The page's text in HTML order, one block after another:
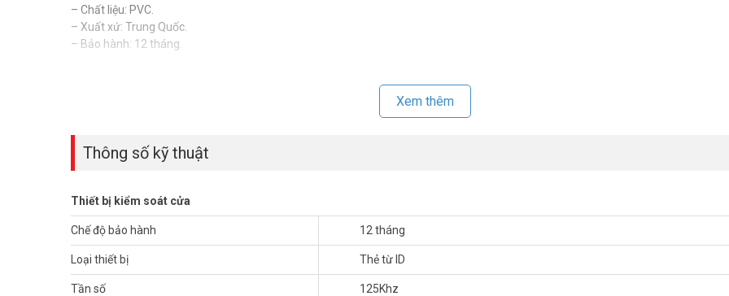
– Chất liệu: PVC.
– Xuất xứ: Trung Quốc.
– Bảo hành: 12 tháng.
Xem thêm
Thông số kỹ thuật
Thiết bị kiểm soát cửa
Chế độ bảo hành 12 tháng
Loại thiết bị Thẻ từ ID
Tần số 125Khz